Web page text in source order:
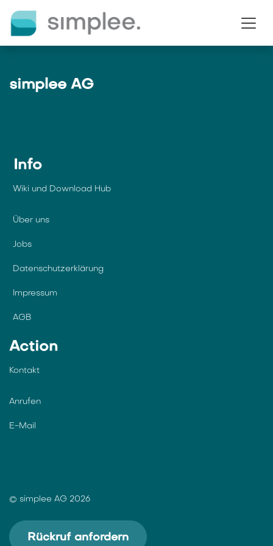
simplee AG
Info
Wiki und Download Hub
Über uns
Jobs
Datenschutzerklärung
Impressum
AGB
Action
Kontakt
Anrufen
E-Mail
© simplee AG 2026
Rückruf anfordern